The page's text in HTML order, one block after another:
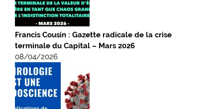
Francis Cousin : Gazette radicale de la crise
terminale du Capital – Mars 2026
08/04/2026